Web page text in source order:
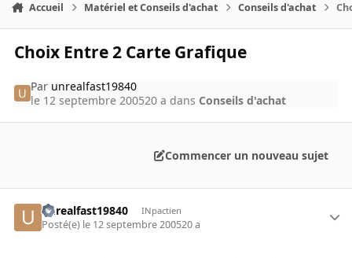
Accueil Matériel et Conseils d'achat Conseils d'achat
Choix Entre 2 Carte Grafique
Par unrealfast19840
le 12 septembre 200520 a dans Conseils d'achat
Commencer un nouveau sujet
unrealfast19840 INpactien
Posté(e) le 12 septembre 200520 a